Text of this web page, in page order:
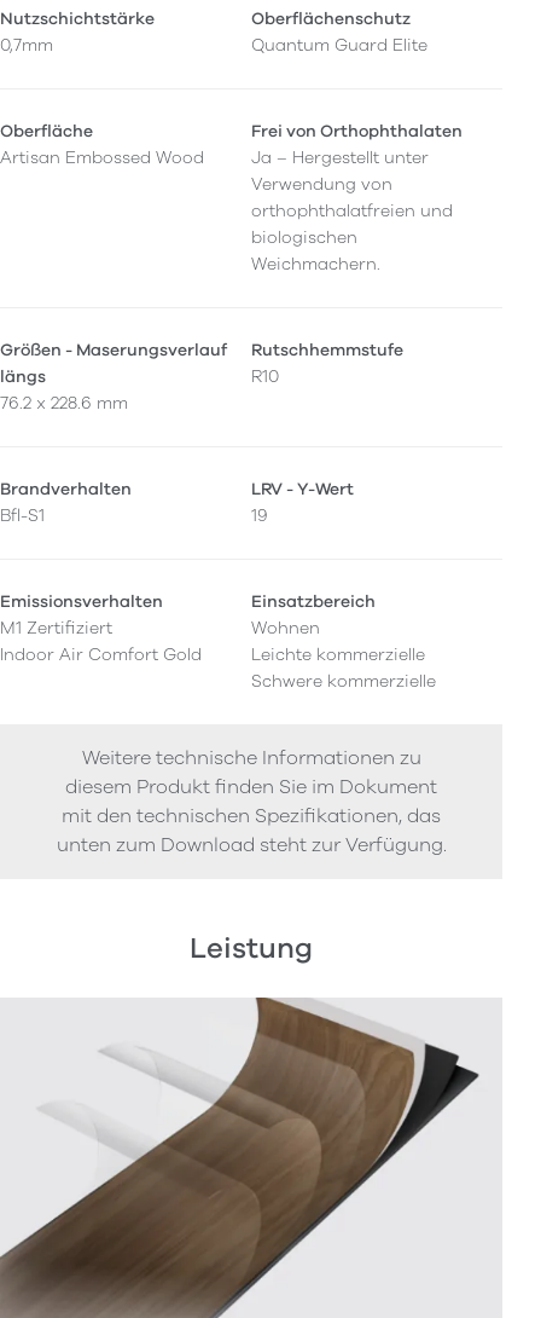
Nutzschichtstärke
0,7mm
Oberflächenschutz
Quantum Guard Elite
Oberfläche
Artisan Embossed Wood
Frei von Orthophthalaten
Ja – Hergestellt unter
Verwendung von
orthophthalatfreien und
biologischen
Weichmachern.
Größen - Maserungsverlauf
längs
76.2 x 228.6 mm
Rutschhemmstufe
R10
Brandverhalten
Bfl-S1
LRV - Y-Wert
19
Emissionsverhalten
M1 Zertifiziert
Indoor Air Comfort Gold
Einsatzbereich
Wohnen
Leichte kommerzielle
Schwere kommerzielle
Weitere technische Informationen zu
diesem Produkt finden Sie im Dokument
mit den technischen Spezifikationen, das
unten zum Download steht zur Verfügung.
Leistung